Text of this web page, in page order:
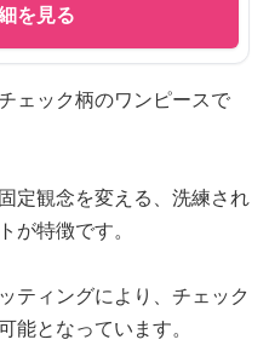
を見る
ェック柄のワンピースで
定観念を変える、洗練され
が特徴です。
ティングにより、チェック
能となっています。